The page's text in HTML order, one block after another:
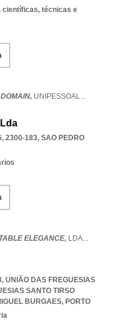
científicas, técnicas e
UNIPESSOAL...
2300-183, SAO PEDRO
ELEGANCE, LDA...
UNIÃO DAS FREGUESIAS
SANTO TIRSO
BURGAES, PORTO